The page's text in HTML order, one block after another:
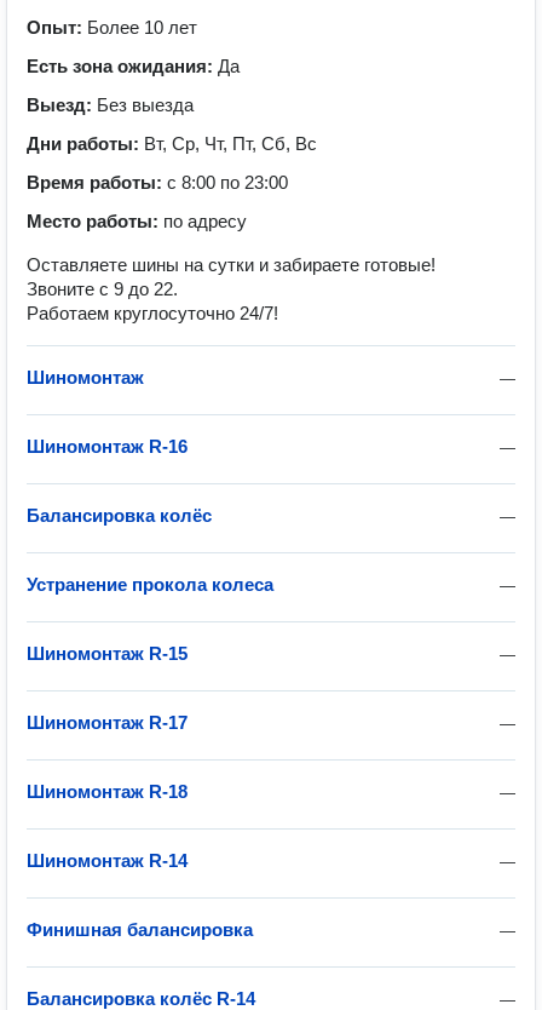
Опыт: Более 10 лет
Есть зона ожидания: Да
Выезд: Без выезда
Дни работы: Вт, Ср, Чт, Пт, Сб, Вс
Время работы: с 8:00 по 23:00
Место работы: по адресу
Оставляете шины на сутки и забираете готовые!
Звоните с 9 до 22.
Работаем круглосуточно 24/7!
—
Шиномонтаж
—
Шиномонтаж R-16
—
Балансировка колёс
—
Устранение прокола колеса
—
Шиномонтаж R-15
—
Шиномонтаж R-17
—
Шиномонтаж R-18
—
Шиномонтаж R-14
—
Финишная балансировка
—
Балансировка колёс R-14